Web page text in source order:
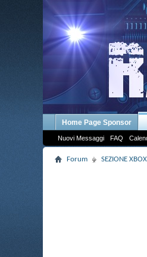
Home Page Sponsor
Nuovi Messaggi FAQ
Forum SEZIONE